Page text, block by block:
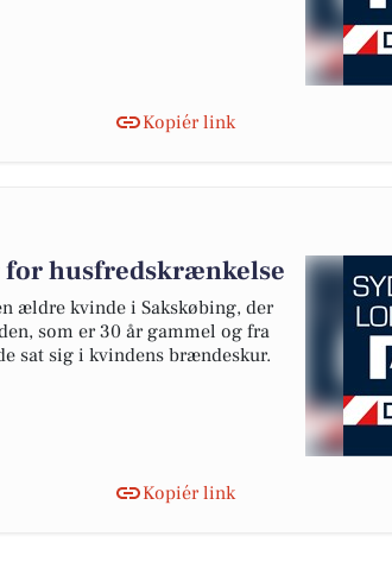
Kopiér link
for husfredskrænkelse
ældre kvinde i Sakskøbing, der
som er 30 år gammel og fra
sat sig i kvindens brændeskur.
Kopiér link